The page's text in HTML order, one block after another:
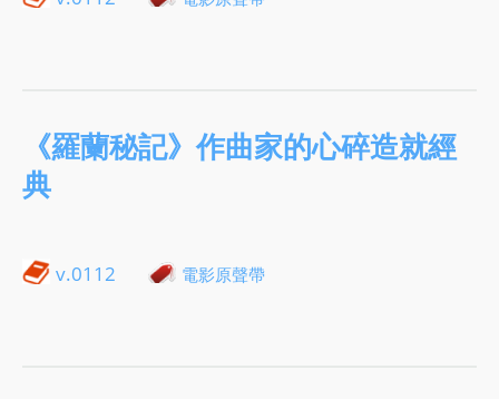
《羅蘭秘記》作曲家的心碎造就經
典
v.0112 電影原聲帶